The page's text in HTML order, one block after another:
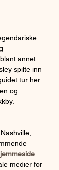
annet
spilte inn
tur her
og
medier for